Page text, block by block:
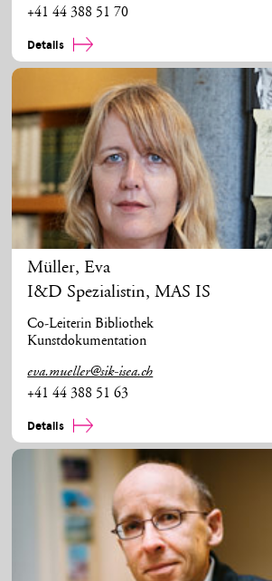
+41 44 388 51 70
Details
Müller,Eva
I&D Spezialistin, MAS IS
Co-Leiterin Bibliothek
Kunstdokumentation
eva.mueller@sik-isea.ch
+41 44 388 51 63
Details